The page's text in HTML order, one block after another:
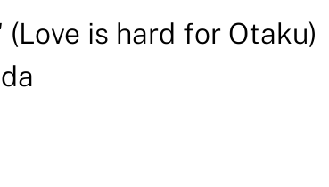
is hard for Otaku)